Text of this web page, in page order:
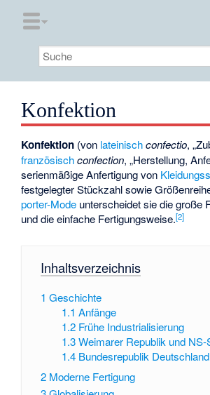
Konfektion
Konfektion (von lateinisch confectio,
französisch confection, „Herstellung,
serienmäßige Anfertigung von
festgelegter Stückzahl sowie
porter-Mode unterscheidet sie die große
und die einfache Fertigungsweise.[2]
Inhaltsverzeichnis
1 Geschichte
1.1 Anfänge
1.2 Frühe Industrialisierung
1.3 Weimarer Republik und NS-
1.4 Bundesrepublik Deutschland
2 Moderne Fertigung